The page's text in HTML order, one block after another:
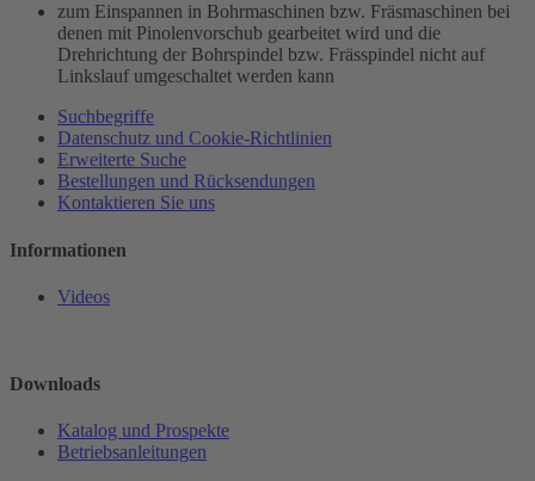
zum Einspannen in Bohrmaschinen bzw. Fräsmaschinen bei
denen mit Pinolenvorschub gearbeitet wird und die
Drehrichtung der Bohrspindel bzw. Frässpindel nicht auf
Linkslauf umgeschaltet werden kann
Suchbegriffe
Datenschutz und Cookie-Richtlinien
Erweiterte Suche
Bestellungen und Rücksendungen
Kontaktieren Sie uns
Informationen
Videos
Downloads
Katalog und Prospekte
Betriebsanleitungen